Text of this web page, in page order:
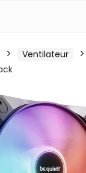
Ventilateur